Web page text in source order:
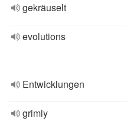
gekräuselt
evolutions
Entwicklungen
grimly